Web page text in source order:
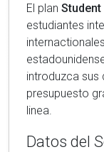
El plan
estudiantes
estadounidenses
introduzca sus
presupuesto
linea.
Datos del